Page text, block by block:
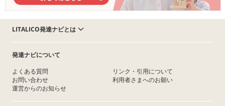
LITALICO発達ナビとは
発達ナビについて
よくある質問
お問い合わせ
運営からのお知らせ
リンク・引用について
利用者さまへのお願い